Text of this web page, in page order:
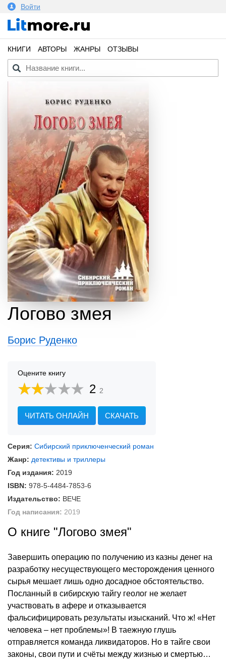
Войти
КНИГИ АВТОРЫ ЖАНРЫ ОТЗЫВЫ
Логово змея
Борис Руденко
Оцените книгу
2 2
ЧИТАТЬ ОНЛАЙН СКАЧАТЬ
Серия: Сибирский приключенческий роман
Жанр: детективы и триллеры
Год издания: 2019
ISBN: 978-5-4484-7853-6
Издательство: ВЕЧЕ
Год написания: 2019
О книге "Логово змея"
Завершить операцию по получению из казны денег на
разработку несуществующего месторождения ценного
сырья мешает лишь одно досадное обстоятельство.
Посланный в сибирскую тайгу геолог не желает
участвовать в афере и отказывается
фальсифицировать результаты изысканий. Что ж! «Нет
человека – нет проблемы»! В таежную глушь
отправляется команда ликвидаторов. Но в тайге свои
законы, свои пути и счёты между жизнью и смертью…